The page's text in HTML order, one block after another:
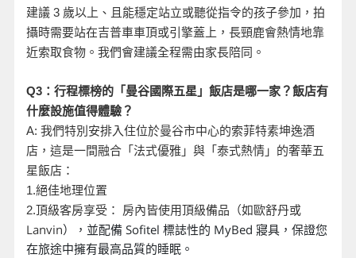
建議 3 歲以上、且能穩定站立或聽從指令的孩子參加，拍
攝時需要站在吉普車車頂或引擎蓋上，長頸鹿會熱情地靠
近索取食物。我們會建議全程需由家長陪同。
Q3：行程標榜的「曼谷國際五星」飯店是哪一家？飯店有
什麼設施值得體驗？
A: 我們特別安排入住位於曼谷市中心的索菲特素坤逸酒
店，這是一間融合「法式優雅」與「泰式熱情」的奢華五
星飯店：
1.絕佳地理位置
2.頂級客房享受： 房內皆使用頂級備品（如歐舒丹或
Lanvin），並配備 Sofitel 標誌性的 MyBed 寢具，保證您
在旅途中擁有最高品質的睡眠。